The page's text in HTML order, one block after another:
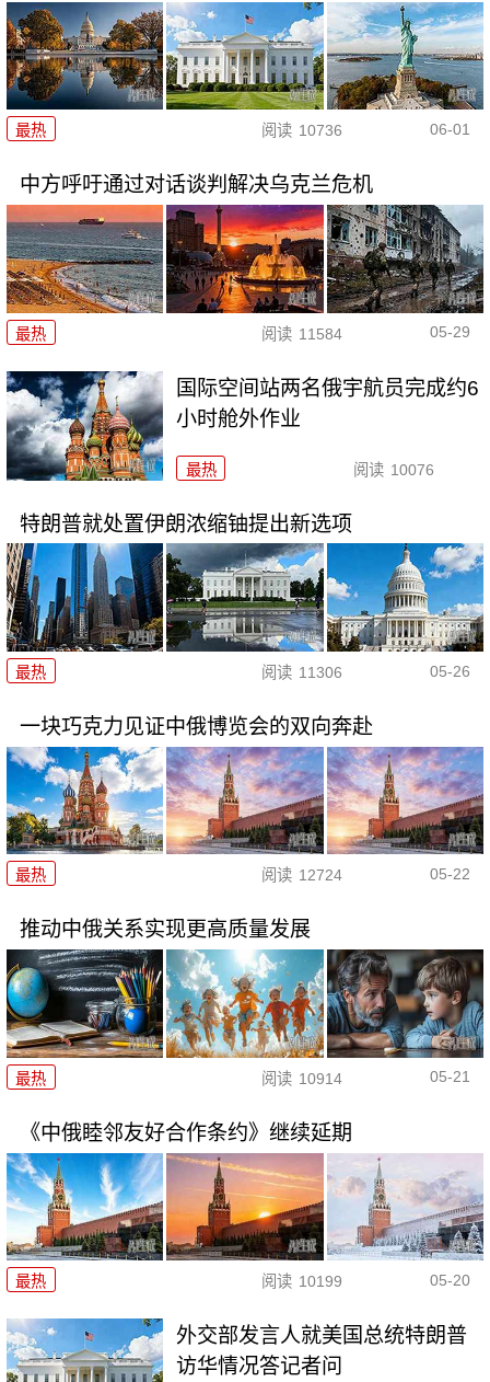
最热 阅读 10736 06-01
中方呼吁通过对话谈判解决乌克兰危机
最热 阅读 11584 05-29
国际空间站两名俄宇航员完成约6
小时舱外作业
最热 阅读 10076
特朗普就处置伊朗浓缩铀提出新选项
最热 阅读 11306 05-26
一块巧克力见证中俄博览会的双向奔赴
最热 阅读 12724 05-22
推动中俄关系实现更高质量发展
最热 阅读 10914 05-21
《中俄睦邻友好合作条约》继续延期
最热 阅读 10199 05-20
外交部发言人就美国总统特朗普
访华情况答记者问